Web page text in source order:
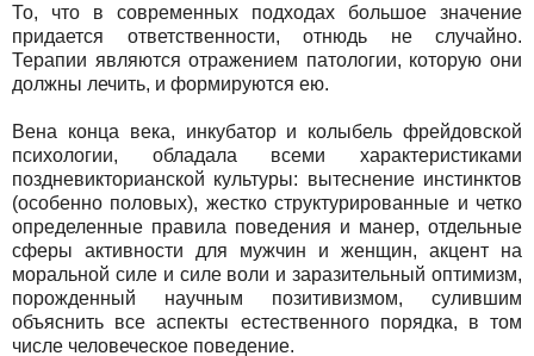
То, что в современных подходах большое значение
придается ответственности, отнюдь не случайно.
Терапии являются отражением патологии, которую они
должны лечить, и формируются ею.
Вена конца века, инкубатор и колыбель фрейдовской
психологии, обладала всеми характеристиками
поздневикторианской культуры: вытеснение инстинктов
(особенно половых), жестко структурированные и четко
определенные правила поведения и манер, отдельные
сферы активности для мужчин и женщин, акцент на
моральной силе и силе воли и заразительный оптимизм,
порожденный научным позитивизмом, сулившим
объяснить все аспекты естественного порядка, в том
числе человеческое поведение.